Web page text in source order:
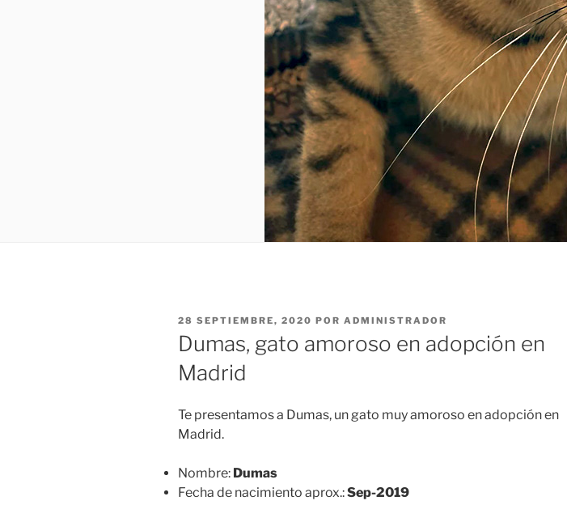
PUBLICADO
EL
28 SEPTIEMBRE, 2020 POR ADMINISTRADOR
Dumas, gato amoroso en adopción en
Madrid
Te presentamos a Dumas, un gato muy amoroso en adopción en
Madrid.
Nombre: Dumas
Fecha de nacimiento aprox.:Sep-2019